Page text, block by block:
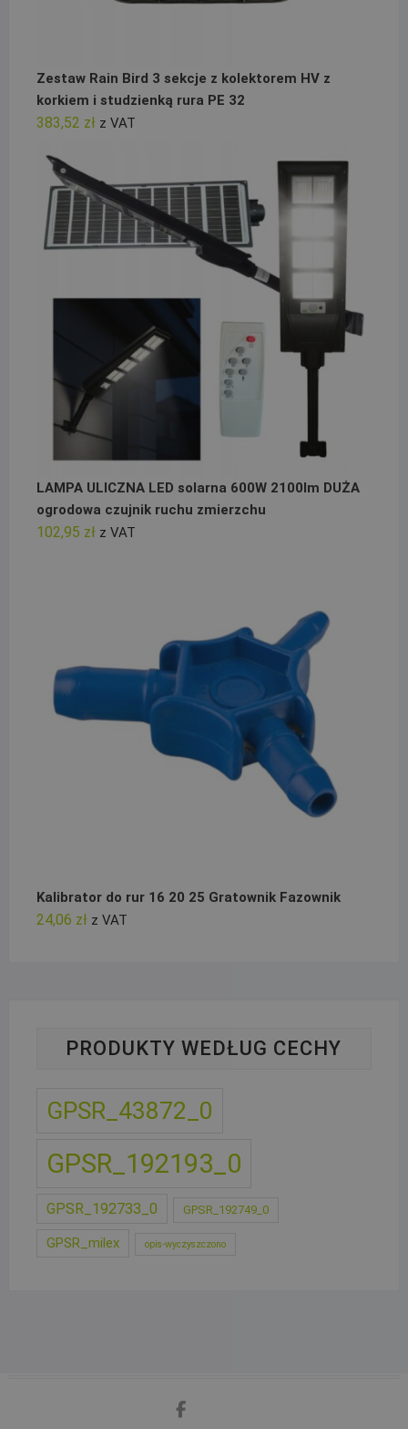
Zestaw Rain Bird 3 sekcje z kolektorem HV z
korkiem i studzienką rura PE 32
383,52 zł z VAT
LAMPA ULICZNA LED solarna 600W 2100lm DUŻA
ogrodowa czujnik ruchu zmierzchu
102,95 zł z VAT
Kalibrator do rur 16 20 25 Gratownik Fazownik
24,06 zł z VAT
PRODUKTY WEDŁUG CECHY
GPSR_43872_0
GPSR_192193_0
GPSR_192733_0 GPSR_192749_0
GPSR_milex opis-wyczyszczono
facebook